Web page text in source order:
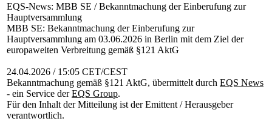
EQS-News: MBB SE / Bekanntmachung der Einberufung zur
Hauptversammlung
MBB SE: Bekanntmachung der Einberufung zur
Hauptversammlung am 03.06.2026 in Berlin mit dem Ziel der
europaweiten Verbreitung gemäß §121 AktG
24.04.2026 / 15:05 CET/CEST
Bekanntmachung gemäß §121 AktG, übermittelt durch EQS News
- ein Service derEQS Group.
Für den Inhalt der Mitteilung ist der Emittent / Herausgeber
verantwortlich.